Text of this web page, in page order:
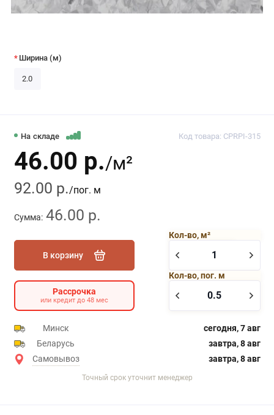
На складе Код товара: CPRPI-315
46.00 р./м²
92.00 р./пог. м
Сумма: 46.00 р.
В корзину
Кол-во, м²
Кол-во, пог. м
Рассрочка
или кредит до 48 мес
Минск
сегодня, 7 авг
Беларусь
завтра, 8 авг
Самовывоз
завтра, 8 авг
Точный срок уточнит менеджер
Ширина (м)
2.0